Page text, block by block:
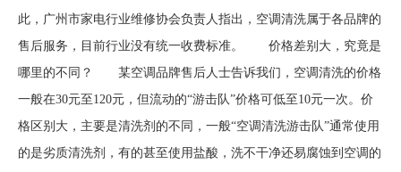
此，广州市家电行业维修协会负责人指出，空调清洗属于各品牌的
售后服务，目前行业没有统一收费标准。 价格差别大，究竟是
哪里的不同？ 某空调品牌售后人士告诉我们，空调清洗的价格
一般在30元至120元，但流动的“游击队”价格可低至10元一次。价
格区别大，主要是清洗剂的不同，一般“空调清洗游击队”通常使用
的是劣质清洗剂，有的甚至使用盐酸，洗不干净还易腐蚀到空调的